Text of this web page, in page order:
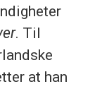
. Til
at han